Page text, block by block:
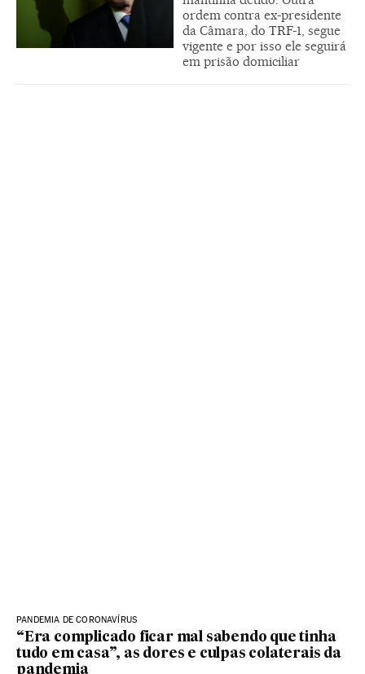
ordem contra ex-presidente
da Câmara, do TRF-1, segue
vigente e por isso ele seguirá
em prisão domiciliar
PANDEMIA DE CORONAVÍRUS
“Era complicado ficar mal sabendo que tinha
tudo em casa”, as dores e culpas colaterais da
pandemia